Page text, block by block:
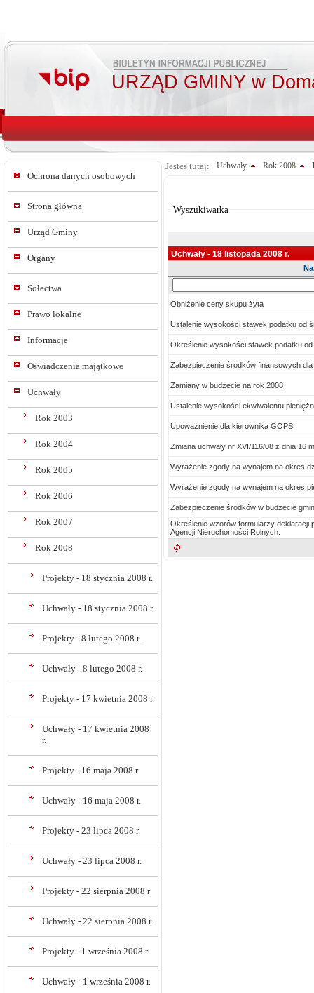
URZĄD GMINY w
Ochrona danych osobowych
Strona główna
Urząd Gminy
Organy
Sołectwa
Prawo lokalne
Informacje
Oświadczenia majątkowe
Uchwały
Rok 2003
Rok 2004
Rok 2005
Rok 2006
Rok 2007
Rok 2008
Projekty - 18 stycznia 2008 r.
Uchwały - 18 stycznia 2008 r.
Projekty - 8 lutego 2008 r.
Uchwały - 8 lutego 2008 r.
Projekty - 17 kwietnia 2008 r.
Uchwały - 17 kwietnia 2008
r.
Projekty - 16 maja 2008 r.
Uchwały - 16 maja 2008 r.
Projekty - 23 lipca 2008 r.
Uchwały - 23 lipca 2008 r.
Projekty - 22 sierpnia 2008 r
Uchwały - 22 sierpnia 2008 r.
Projekty - 1 września 2008 r.
Uchwały - 1 września 2008 r.
Jesteś tutaj: Uchwały Rok 2008
Wyszukiwarka
Uchwały - 18 listopada 2008 r.
w
Obniżenie ceny skupu żyta
Ustalenie wysokości stawek podatku od
Określenie wysokości stawek podatku
Zabezpieczenie środków finansowych
Zamiany w budżecie na rok 2008
Ustalenie wysokości ekwiwalentu
Upoważnienie dla kierownika GOPS
Zmiana uchwały nr XVI/116/08 z dnia 16
Wyrażenie zgody na wynajem na okres
Wyrażenie zgody na wynajem na okres
Zabezpieczenie środków w budżecie
Określenie wzorów formularzy deklaracji
Agencji Nieruchomości Rolnych.